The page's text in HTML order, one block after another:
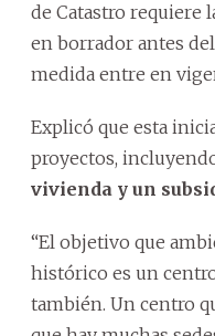
de Catastro requiere
en borrador antes
medida entre en
Explicó que esta
proyectos,
vivienda y un
“El objetivo que
histórico es un
también. Un centro